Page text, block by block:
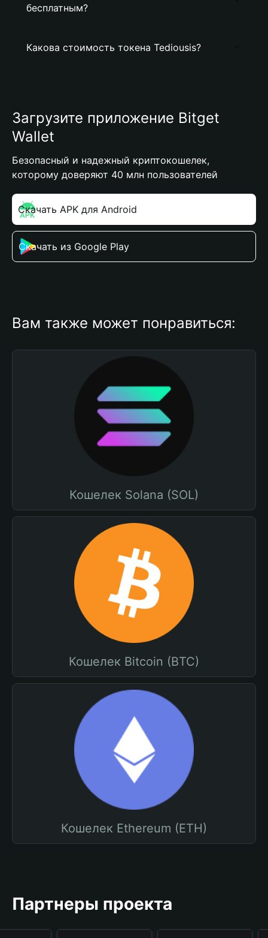
бесплатным?
Какова стоимость токена Tediousis?
Загрузите приложение Bitget
Wallet
Безопасный и надежный криптокошелек,
которому доверяют 40 млн пользователей
Скачать APK для Android
Скачать из Google Play
Вам также может понравиться:
Кошелек Solana (SOL)
Кошелек Bitcoin (BTC)
Кошелек Ethereum (ETH)
Партнеры проекта